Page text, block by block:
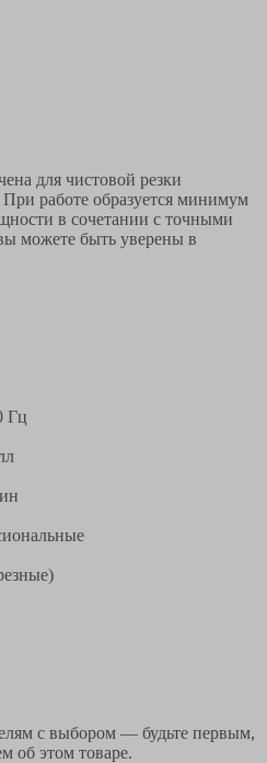
для чистовой резки
работе образуется минимум
в сочетании с точными
можете быть уверены в
Гц
с выбором — будьте первым,
об этом товаре.